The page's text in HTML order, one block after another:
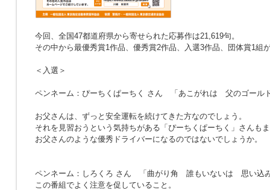
今回、全国47都道府県から寄せられた応募作は21,619句。
その中から最優秀賞1作品、優秀賞2作品、入選3作品、団体賞1組
＜入選＞
ペンネーム：ぴーちくぱーちく さん 「あこがれは 父のゴール
お父さんは、ずっと安全運転を続けてきた方なのでしょう。
それを見習おうという気持ちがある「ぴーちくぱーちく」さんも
お父さんのような優秀ドライバーになるのではないでしょうか。
ペンネーム：しろくろ さん
「曲がり角 誰もいないは 思い込
この番組でよく注意を促していること。